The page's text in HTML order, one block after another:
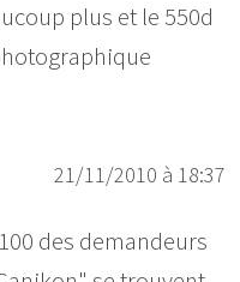
plus et le 550d
21/11/2010 à 18:37
des demandeurs